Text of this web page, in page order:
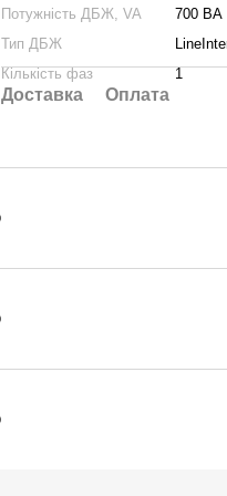
Потужність ДБЖ, VA
700 ВА
Тип ДБЖ
Кількість фаз
1
Доставка Оплата